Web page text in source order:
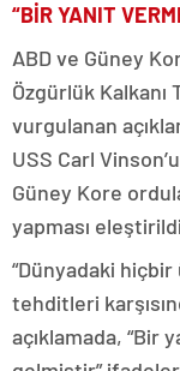
“BİR YANIT
ABD ve Güney
Özgürlük
vurgulanan
USS Carl
Güney Kore
yapması
“Dünyadaki
tehditleri
açıklamada, “Bir